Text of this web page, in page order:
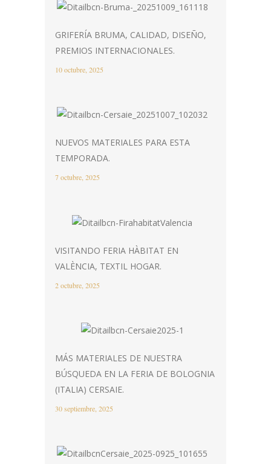
GRIFERÍA BRUMA, CALIDAD, DISEÑO,
PREMIOS INTERNACIONALES.
10 octubre, 2025
NUEVOS MATERIALES PARA ESTA
TEMPORADA.
7 octubre, 2025
VISITANDO FERIA HÀBITAT EN
VALÈNCIA, TEXTIL HOGAR.
2 octubre, 2025
MÁS MATERIALES DE NUESTRA
BÚSQUEDA EN LA FERIA DE BOLOGNIA
(ITALIA) CERSAIE.
30 septiembre, 2025